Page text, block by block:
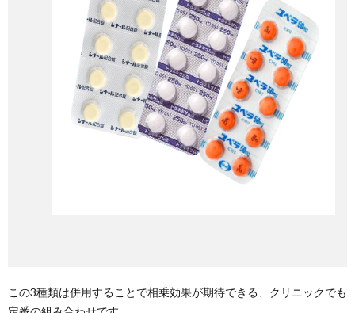
この3種類は併用することで相乗効果が期待できる、クリニックでも